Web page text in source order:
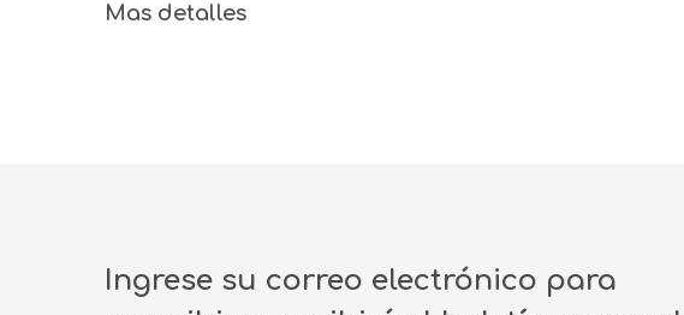
Mas detalles
Ingrese su correo electrónico para